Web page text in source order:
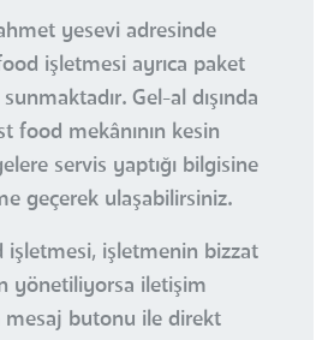
yesevi adresinde
işletmesi ayrıca paket
Gel-al dışında
food mekânının kesin
servis yaptığı bilgisine
geçerek ulaşabilirsiniz.
işletmesi, işletmenin bizzat
yönetiliyorsa iletişim
mesaj butonu ile direkt